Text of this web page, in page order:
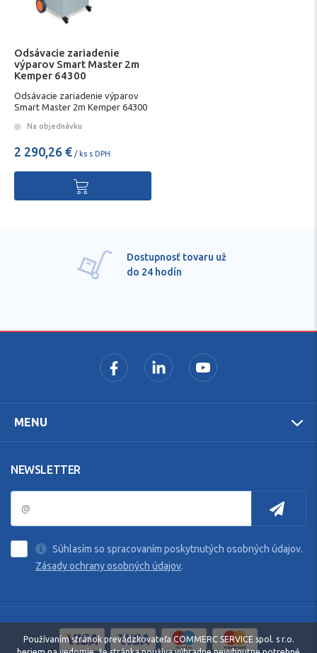
Odsávacie zariadenie
výparov Smart Master 2m
Kemper 64300
Odsávacie zariadenie výparov
Smart Master 2m Kemper 64300
Na objednávku
2 290,26 € / ks s DPH
Pre každú položku
MENU
NEWSLETTER
Súhlasím so spracovaním poskytnutých osobných údajov.
Zásady ochrany osobných údajov.
Používaním stránok prevádzkovateľa COMMERC SERVICE spol. s r.o.